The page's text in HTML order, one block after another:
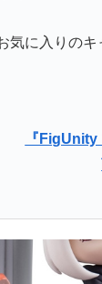
気に入りの
『FigUnity